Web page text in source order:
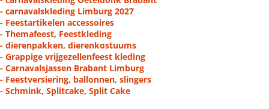
- carnavalskleding Limburg 2027
- Feestartikelen accessoires
- Themafeest, Feestkleding
- dierenpakken, dierenkostuums
- Grappige vrijgezellenfeest kleding
- Carnavalsjassen Brabant Limburg
- Feestversiering, ballonnen, slingers
- Schmink, Splitcake, Split Cake